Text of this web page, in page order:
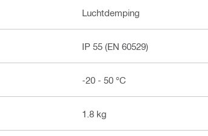
Luchtdemping
IP 55 (EN 60529)
-20 - 50 °C
1.8 kg